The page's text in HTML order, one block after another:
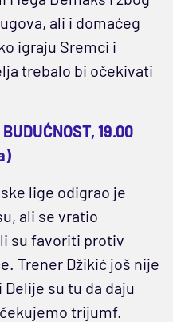
ali i domaćeg
igraju Sremci i
trebalo bi očekivati
19.00
lige odigrao je
ali se vratio
su favoriti protiv
Trener Džikić još nije
su tu da daju
trijumf.